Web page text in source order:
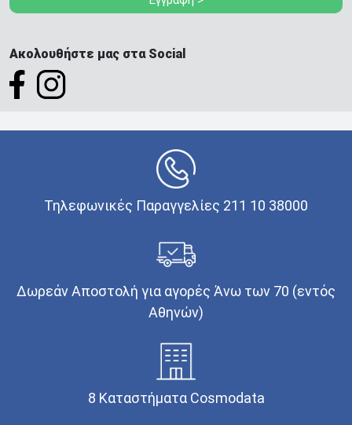
Ακολουθήστε μας στα Social
Τηλεφωνικές Παραγγελίες 211 10 38000
Δωρεάν Αποστολή για αγορές Άνω των 70 (εντός
Αθηνών)
8 Καταστήματα Cosmodata